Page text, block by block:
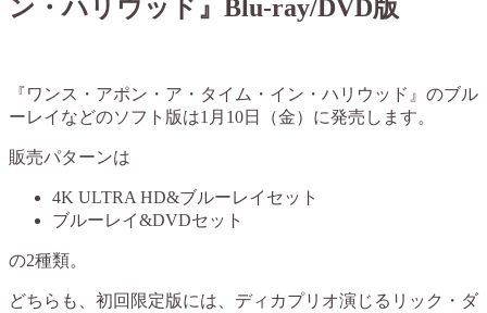
ン・ハリウッド』Blu-ray/DVD版
『ワンス・アポン・ア・タイム・イン・ハリウッド』のブル
ーレイなどのソフト版は1月10日（金） に発売します。
販売パターンは
4K ULTRA HD&ブルーレイセット
ブルーレイ&DVDセット
の2種類。
どちらも、初回限定版には、ディカプリオ演じるリック・ダ